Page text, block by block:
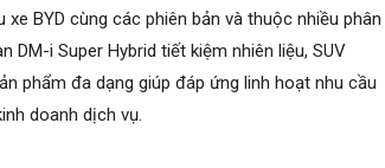
BYD cùng các phiên bản và thuộc nhiều phân
i Super Hybrid tiết kiệm nhiên liệu, SUV
phẩm đa dạng giúp đáp ứng linh hoạt nhu cầu
doanh dịch vụ.